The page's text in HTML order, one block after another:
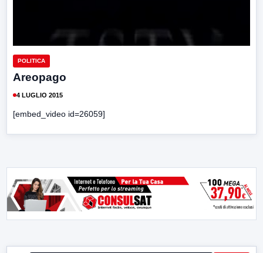
POLITICA
Areopago
4 LUGLIO 2015
[embed_video id=26059]